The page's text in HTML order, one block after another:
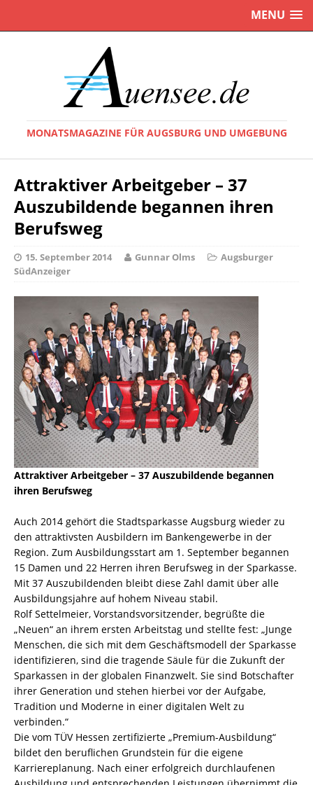
MENU
MONATSMAGAZINE FÜR AUGSBURG UND UMGEBUNG
Attraktiver Arbeitgeber – 37
Auszubildende begannen ihren
Berufsweg
15. September 2014 Gunnar Olms
Augsburger
SüdAnzeiger
Attraktiver Arbeitgeber – 37 Auszubildende begannen
ihren Berufsweg
Auch 2014 gehört die Stadtsparkasse Augsburg wieder zu
den attraktivsten Ausbildern im Bankengewerbe in der
Region. Zum Ausbildungsstart am 1. September begannen
15 Damen und 22 Herren ihren Berufsweg in der Sparkasse.
Mit 37 Auszubildenden bleibt diese Zahl damit über alle
Ausbildungsjahre auf hohem Niveau stabil.
Rolf Settelmeier, Vorstandsvorsitzender, begrüßte die
„Neuen“ an ihrem ersten Arbeitstag und stellte fest: „Junge
Menschen, die sich mit dem Geschäftsmodell der Sparkasse
identifizieren, sind die tragende Säule für die Zukunft der
Sparkassen in der globalen Finanzwelt. Sie sind Botschafter
ihrer Generation und stehen hierbei vor der Aufgabe,
Tradition und Moderne in einer digitalen Welt zu
verbinden.“
Die vom TÜV Hessen zertifizierte „Premium-Ausbildung“
bildet den beruflichen Grundstein für die eigene
Karriereplanung. Nach einer erfolgreich durchlaufenen